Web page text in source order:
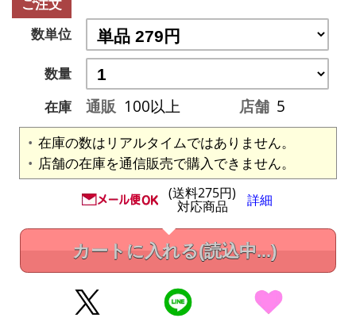
ご注文
数単位
数量
在庫
通販 100以上 店舗 5
在庫の数はリアルタイムではありません。
店舗の在庫を通信販売で購入できません。
(送料275円)
対応商品 詳細
カートに入れる(読込中...)